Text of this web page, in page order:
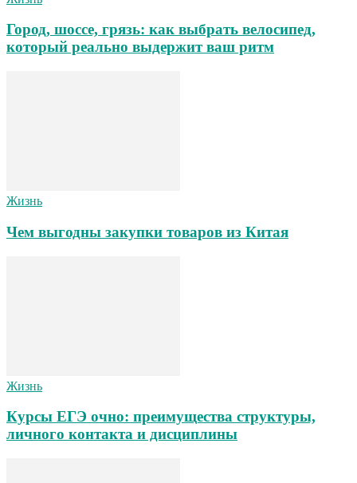
Город, шоссе, грязь: как выбрать велосипед,
который реально выдержит ваш ритм
Жизнь
Чем выгодны закупки товаров из Китая
Жизнь
Курсы ЕГЭ очно: преимущества структуры,
личного контакта и дисциплины